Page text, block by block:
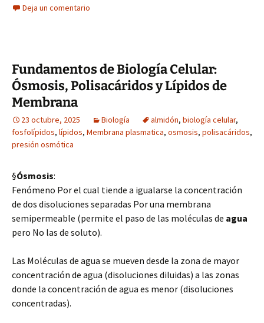
Deja un comentario
Fundamentos de Biología Celular:
Ósmosis, Polisacáridos y Lípidos de
Membrana
23 octubre, 2025 Biología almidón, biología celular,
fosfolípidos, lípidos, Membrana plasmatica, osmosis, polisacáridos,
presión osmótica
§Ósmosis:
Fenómeno Por el cual tiende a igualarse la concentración
de dos disoluciones separadas Por una membrana
semipermeable (permite el paso de las moléculas de agua
pero No las de soluto).
Las Moléculas de agua se mueven desde la zona de mayor
concentración de agua (disoluciones diluidas) a las zonas
donde la concentración de agua es menor (disoluciones
concentradas).